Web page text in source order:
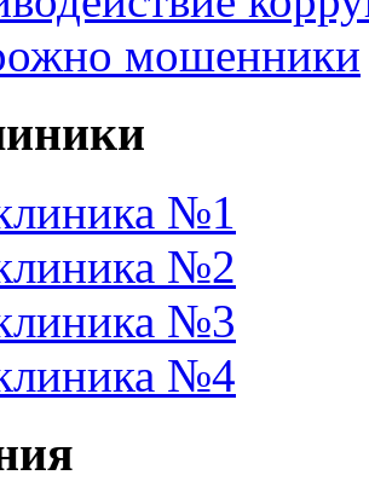
мошенники
№1
№2
№3
№4